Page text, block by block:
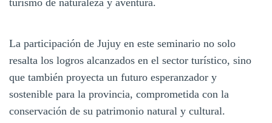
La participación de Jujuy en este seminario no solo
resalta los logros alcanzados en el sector turístico, sino
que también proyecta un futuro esperanzador y
sostenible para la provincia, comprometida con la
conservación de su patrimonio natural y cultural.